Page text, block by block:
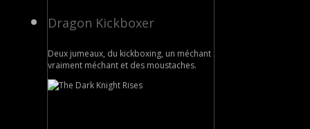
Dragon Kickboxer
Deux jumeaux, du kickboxing, un méchant
vraiment méchant et des moustaches.